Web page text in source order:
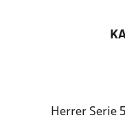
Herrer Serie